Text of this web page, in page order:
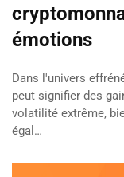
émotions
Dans l'univers
peut signifier des
volatilité extrême,
égal…